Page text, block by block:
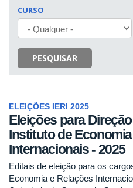
CURSO
PESQUISAR
ELEIÇÕES IERI 2025
Eleições para
Instituto de
Internacionais - 2025
Editais de eleição para os
Economia e Relações